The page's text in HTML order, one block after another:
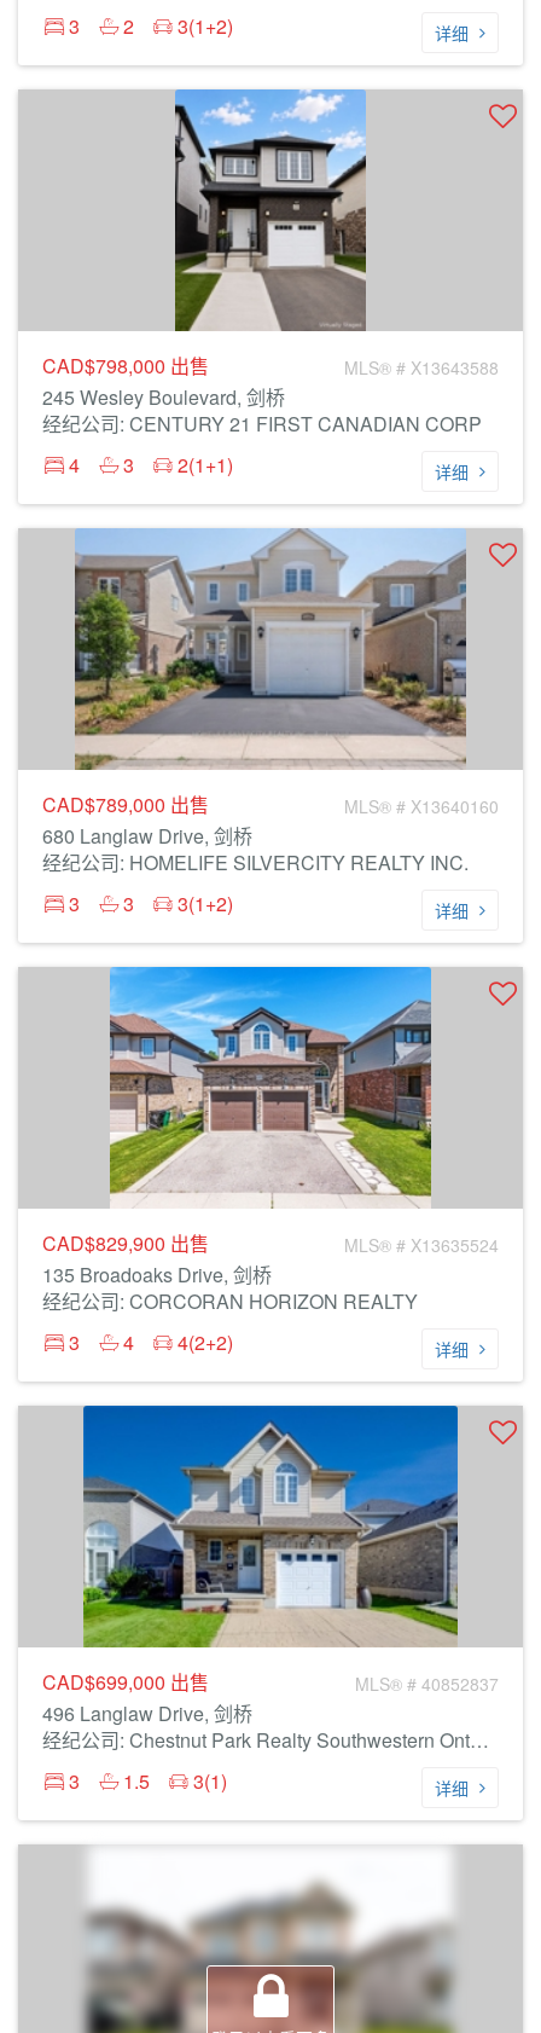
3
2 3(1+2) 详细
CAD$798,000 出售 MLS® # X13643588
245 Wesley Boulevard, 剑桥
经纪公司: CENTURY 21 FIRST CANADIAN CORP
4
3 2(1+1) 详细
CAD$789,000 出售 MLS® # X13640160
680 Langlaw Drive, 剑桥
经纪公司: HOMELIFE SILVERCITY REALTY INC.
3
3 3(1+2) 详细
CAD$829,900 出售 MLS® # X13635524
135 Broadoaks Drive, 剑桥
经纪公司: CORCORAN HORIZON REALTY
3
4 4(2+2) 详细
CAD$699,000 出售 MLS® # 40852837
496 Langlaw Drive, 剑桥
经纪公司: Chestnut Park Realty Southwestern Ontario Limited
3
1.5 3(1) 详细